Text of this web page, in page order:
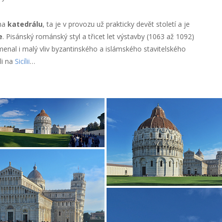
katedrálu, ta je v provozu už prakticky devět století a je
. Pisánský románský styl a třicet let výstavby (1063 až 1092)
i malý vliv byzantinského a islámského stavitelského
na Sicílii…